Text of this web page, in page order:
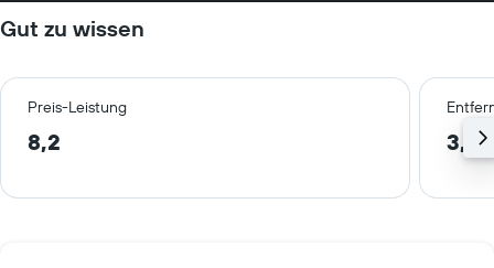
Gut zu wissen
Preis-Leistung
8,2 3,1